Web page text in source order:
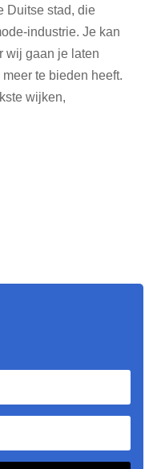
Duitse stad, die
industrie. Je kan
wij gaan je laten
te bieden heeft.
wijken,